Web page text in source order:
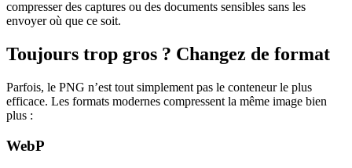
compresser des captures ou des documents sensibles sans les
envoyer où que ce soit.
Toujours trop gros ? Changez de format
Parfois, le PNG n’est tout simplement pas le conteneur le plus
efficace. Les formats modernes compressent la même image bien
plus :
WebP